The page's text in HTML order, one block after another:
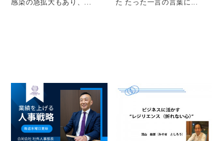
感染の急拡大もあり、...
た たった一言の言葉に...